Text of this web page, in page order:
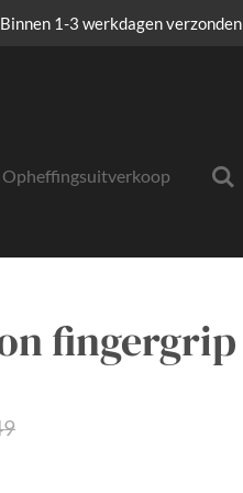
Binnen 1-3 werkdagen verzonden
fingergrip